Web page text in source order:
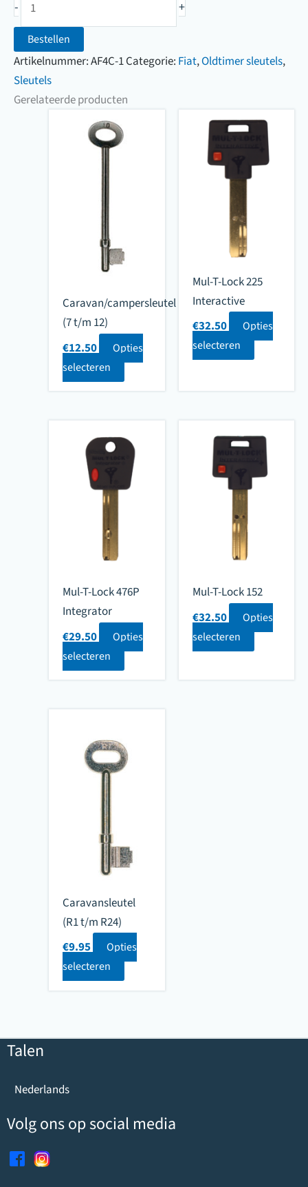
-
Fiat
(8100
t/m
8309)
aantal
+
Bestellen
Artikelnummer:AF4C-1Categorie: Fiat,Oldtimer sleutels,
Sleutels
Gerelateerde producten
Caravan/campersleutel
(7 t/m 12)
€12.50
Opties
selecteren
Mul-T-Lock 225
Interactive
€32.50
Opties
selecteren
Mul-T-Lock 476P
Integrator
€29.50
Opties
selecteren
Mul-T-Lock 152
€32.50
Opties
selecteren
Caravansleutel
(R1 t/m R24)
€9.95
Opties
selecteren
Talen
Nederlands
Volg ons op social media